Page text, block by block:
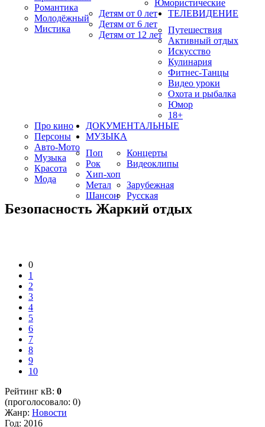
Романтика
Молодёжный
Мистика
Юмористические
Детям от 0 лет
Детям от 6 лет
Детям от 12 лет
ТЕЛЕВИДЕНИЕ
Путешествия
Активный отдых
Искусство
Кулинария
Фитнес-Танцы
Видео уроки
Охота и рыбалка
Юмор
18+
Про кино
Персоны
Авто-Мото
Музыка
Красота
Мода
ДОКУМЕНТАЛЬНЫЕ
МУЗЫКА
Поп
Рок
Хип-хоп
Метал
Шансон
Концерты
Видеоклипы
Зарубежная
Русская
Безопасность Жаркий отдых
0
1
2
3
4
5
6
7
8
9
10
Рейтинг кВ: 0
(проголосовало: 0)
Жанр: Новости
Год: 2016